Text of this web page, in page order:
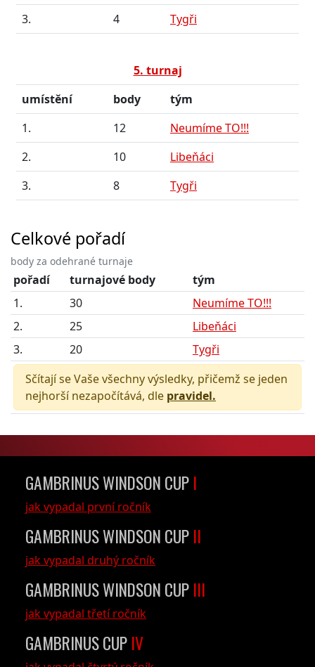
3.
4 Tygři
5. turnaj
umístění
body
tým
1.
12
Neumíme TO!!!
2.
10
Libeňáci
3.
8 Tygři
Celkové pořadí
body za odehrané turnaje
pořadí turnajové body
tým
1.
30
Neumíme TO!!!
2.
25
Libeňáci
3.
20
Tygři
Sčítají se Vaše všechny výsledky, přičemž se jeden
nejhorší nezapočítává, dle pravidel.
GAMBRINUS WINDSON CUP I
jak vypadal první ročník
GAMBRINUS WINDSON CUP II
jak vypadal druhý ročník
GAMBRINUS WINDSON CUP III
jak vypadal třetí ročník
GAMBRINUS CUP IV